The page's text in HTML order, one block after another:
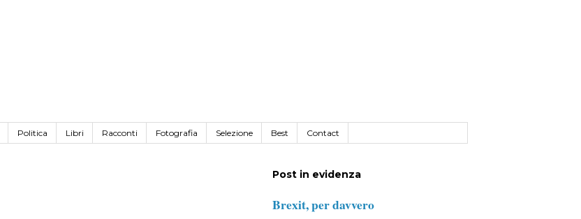
Politica Libri Racconti Fotografia Selezione Best Contact
Post in evidenza
Brexit, per davvero